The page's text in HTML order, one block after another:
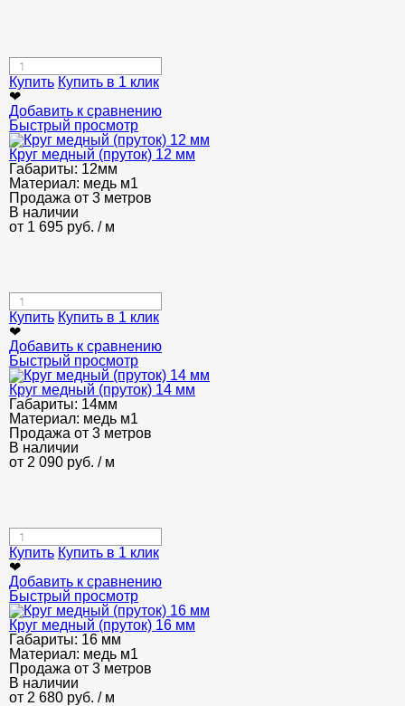
Купить Купить в 1 клик
❤
Добавить к сравнению
Быстрый просмотр
Круг медный (пруток) 12 мм
Габариты: 12мм
Материал: медь м1
Продажа от 3 метров
В наличии
от 1 695 руб. / м
Купить Купить в 1 клик
❤
Добавить к сравнению
Быстрый просмотр
Круг медный (пруток) 14 мм
Габариты: 14мм
Материал: медь м1
Продажа от 3 метров
В наличии
от 2 090 руб. / м
Купить Купить в 1 клик
❤
Добавить к сравнению
Быстрый просмотр
Круг медный (пруток) 16 мм
Габариты: 16 мм
Материал: медь м1
Продажа от 3 метров
В наличии
от 2 680 руб. / м